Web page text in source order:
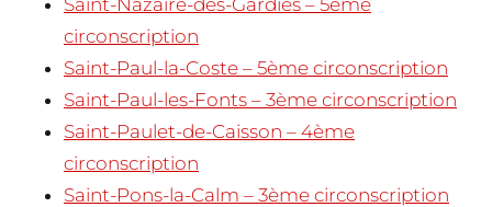
circonscription
Saint-Paul-la-Coste – 5ème circonscription
Saint-Paul-les-Fonts – 3ème circonscription
Saint-Paulet-de-Caisson – 4ème
circonscription
Saint-Pons-la-Calm – 3ème circonscription